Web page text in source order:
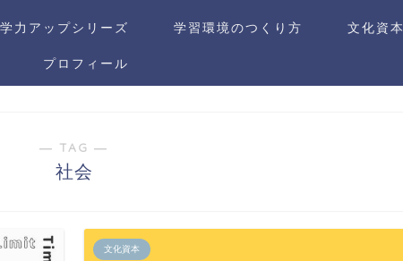
学力アップシリーズ 学習環境のつくり方 文化資本
プロフィール
― TAG ―
社会
文化資本